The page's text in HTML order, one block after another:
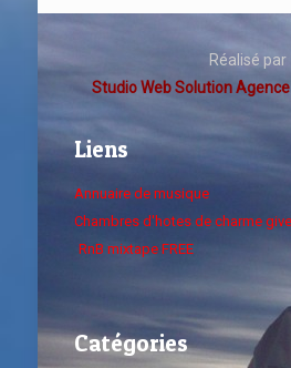
Réalisé par
Studio Web Solution
Liens
Annuaire de musique
Chambres d'hotes de charme
RnB mixtape FREE
Catégories